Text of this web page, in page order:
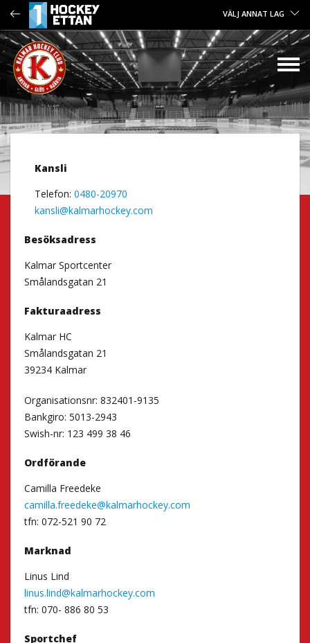
VÄLJ ANNAT LAG
Kansli
Telefon: 0480-20970
kansli@kalmarhockey.com
Besöksadress
Kalmar Sportcenter
Smålandsgatan 21
Fakturaadress
Kalmar HC
Smålandsgatan 21
39234 Kalmar
Organisationsnr: 832401-9135
Bankgiro: 5013-2943
Swish-nr: 123 499 38 46
Ordförande
Camilla Freedeke
camilla.freedeke@kalmarhockey.com
tfn: 072-521 90 72
Marknad
Linus Lind
linus.lind@kalmarhockey.com
tfn: 070- 886 80 53
Sportchef